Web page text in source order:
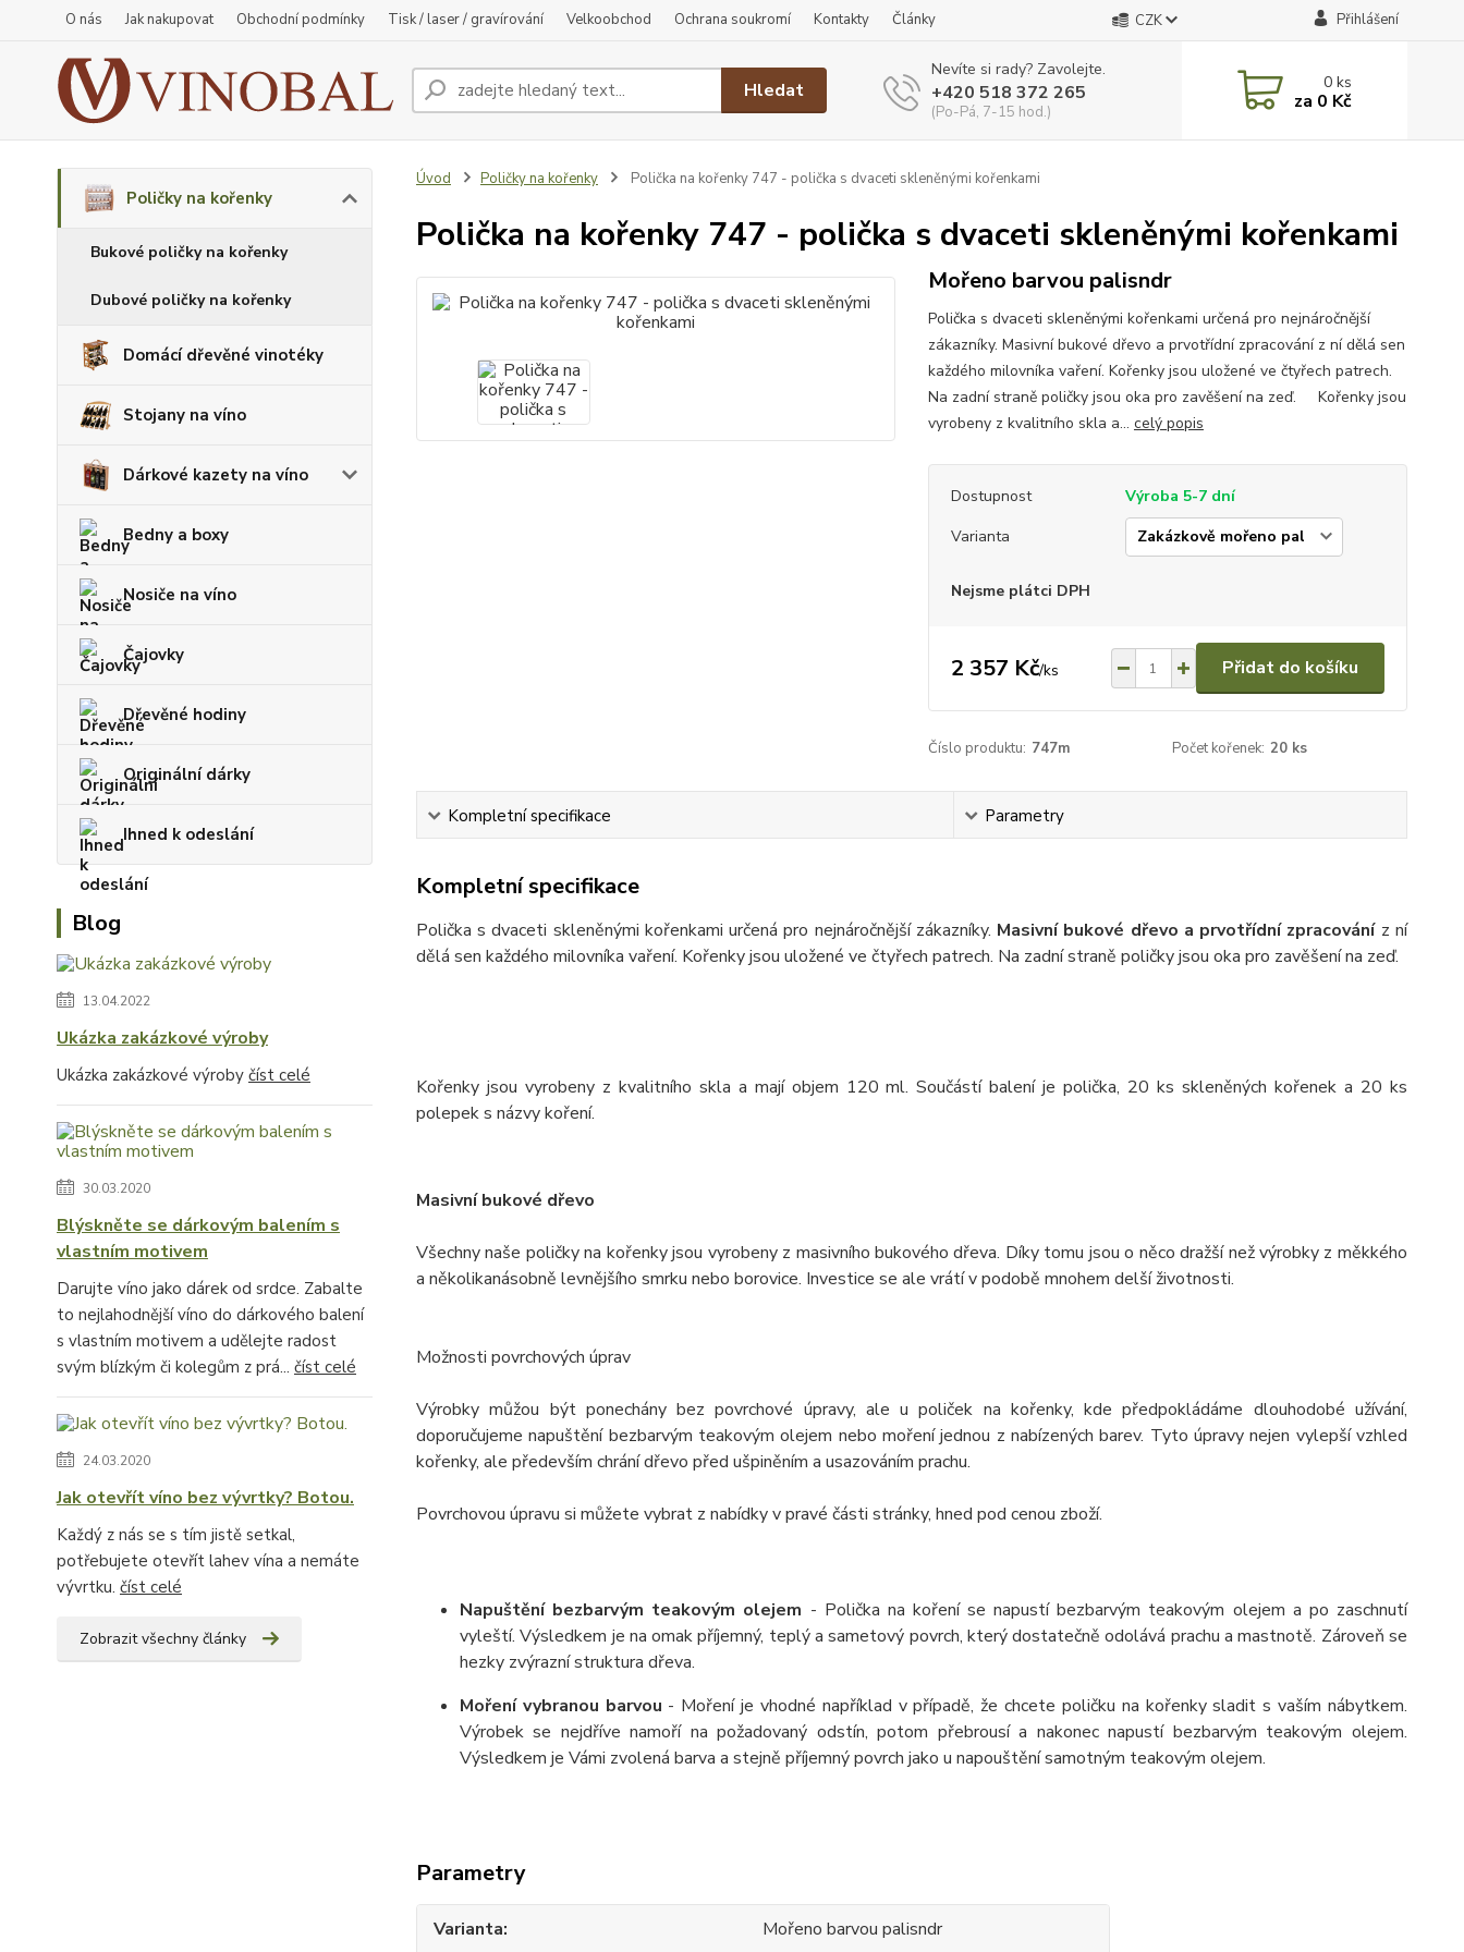
O nás Jak nakupovat Obchodní podmínky Tisk / laser / gravírování Velkoobchod Ochrana soukromí Kontakty Články CZK Přihlášení
Hledat
Nevíte si rady? Zavolejte.
+420 518 372 265
(Po-Pá, 7-15 hod.)
0ks
za 0 Kč
Poličky na kořenky
Bukové poličky na kořenky
Dubové poličky na kořenky
Domácí dřevěné vinotéky
Stojany na víno
Dárkové kazety na víno
Bedny a boxy
Nosiče na víno
Čajovky
Dřevěné hodiny
Originální dárky
Ihned k odeslání
Blog
13.04.2022
Ukázka zakázkové výroby
Ukázka zakázkové výroby číst celé
30.03.2020
Blýskněte se dárkovým balením s
vlastním motivem
Darujte víno jako dárek od srdce. Zabalte
to nejlahodnější víno do dárkového balení
s vlastním motivem a udělejte radost
svým blízkým či kolegům z prá... číst celé
24.03.2020
Jak otevřít víno bez vývrtky? Botou.
Každý z nás se s tím jistě setkal,
potřebujete otevřít lahev vína a nemáte
vývrtku. číst celé
Zobrazit všechny články
Úvod Poličky na kořenky Polička na kořenky 747 - polička s dvaceti skleněnými kořenkami
Polička na kořenky 747 - polička s dvaceti skleněnými kořenkami
Mořeno barvou palisndr
Polička s dvaceti skleněnými kořenkami určená pro nejnáročnější
zákazníky. Masivní bukové dřevo a prvotřídní zpracování z ní dělá sen
každého milovníka vaření. Kořenky jsou uložené ve čtyřech patrech.
Na zadní straně poličky jsou oka pro zavěšení na zeď. Kořenky jsou
vyrobeny z kvalitního skla a... celý popis
Dostupnost
Výroba 5-7 dní
Varianta
Nejsme plátci DPH
2 357 Kč/ks Přidat do košíku
Číslo produktu: 747m Počet kořenek: 20 ks
Kompletní specifikace Parametry
Kompletní specifikace
Polička s dvaceti skleněnými kořenkami určená pro nejnáročnější zákazníky. Masivní bukové dřevo a prvotřídní zpracováníz ní
dělá sen každého milovníka vaření. Kořenky jsou uložené ve čtyřech patrech. Na zadní straně poličky jsou oka pro zavěšení na zeď.
Kořenky jsou vyrobeny z kvalitního skla a mají objem 120 ml. Součástí balení je polička, 20 ks skleněných kořenek a 20 ks
polepek s názvy koření.
Masivní bukové dřevo
Všechny naše poličky na kořenky jsou vyrobeny z masivního bukového dřeva. Díky tomu jsou o něco dražší než výrobky z měkkého
a několikanásobně levnějšího smrku nebo borovice. Investice se ale vrátí v podobě mnohem delší životnosti.
Možnosti povrchových úprav
Výrobky můžou být ponechány bez povrchové úpravy, ale u poliček na kořenky, kde předpokládáme dlouhodobé užívání,
doporučujeme napuštění bezbarvým teakovým olejem nebo moření jednou z nabízených barev. Tyto úpravy nejen vylepší vzhled
kořenky, ale především chrání dřevo před ušpiněním a usazováním prachu.
Povrchovou úpravu si můžete vybrat z nabídky v pravé části stránky, hned pod cenou zboží.
Napuštění bezbarvým teakovým olejem - Polička na koření se napustí bezbarvým teakovým olejem a po zaschnutí
vyleští. Výsledkem je na omak příjemný, teplý a sametový povrch, který dostatečně odolává prachu a mastnotě. Zároveň se
hezky zvýrazní struktura dřeva.
Moření vybranou barvou - Moření je vhodné například v případě, že chcete poličku na kořenky sladit s vaším nábytkem.
Výrobek se nejdříve namoří na požadovaný odstín, potom přebrousí a nakonec napustí bezbarvým teakovým olejem.
Výsledkem je Vámi zvolená barva a stejně příjemný povrch jako u napouštění samotným teakovým olejem.
Parametry
Varianta
Mořeno barvou palisndr